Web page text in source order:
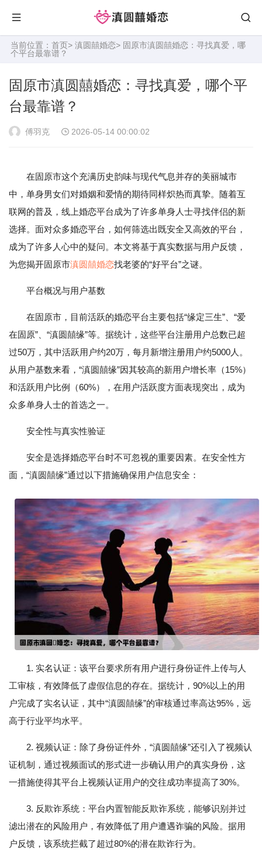
当前位置： 首页> 滇圆囍婚恋> 固原市滇圆囍婚恋：寻找真爱，哪
个平台最靠谱？
固原市滇圆囍婚恋：寻找真爱，哪个平
台最靠谱？
傅羽克 2026-05-14 00:00:02
在固原市这个充满历史韵味与现代气息并存的美丽城市
中，单身男女们对婚姻和爱情的期待同样炽热而真挚。随着互
联网的普及，线上婚恋平台成为了许多单身人士寻找伴侣的新
选择。面对众多婚恋平台，如何筛选出既安全又高效的平台，
成为了许多人心中的疑问。本文将基于真实数据与用户反馈，
为您揭开固原市滇圆囍婚恋找老婆的“好平台”之谜。
平台概况与用户基数
在固原市，目前活跃的婚恋平台主要包括“缘定三生”、“爱
在固原”、“滇圆囍缘”等。据统计，这些平台注册用户总数已超
过50万，其中活跃用户约20万，每月新增注册用户约5000人。
从用户基数来看，“滇圆囍缘”因其较高的新用户增长率（15%）
和活跃用户比例（60%），在用户活跃度方面表现突出，成为
众多单身人士的首选之一。
安全性与真实性验证
安全是选择婚恋平台时不可忽视的重要因素。在安全性方
面，“滇圆囍缘”通过以下措施确保用户信息安全：
1. 实名认证：该平台要求所有用户进行身份证件上传与人
工审核，有效降低了虚假信息的存在。据统计，90%以上的用
户完成了实名认证，其中“滇圆囍缘”的审核通过率高达95%，远
高于行业平均水平。
2. 视频认证：除了身份证件外，“滇圆囍缘”还引入了视频认
证机制，通过视频面试的形式进一步确认用户的真实身份，这
一措施使得其平台上视频认证用户的交往成功率提高了30%。
3. 反欺诈系统：平台内置智能反欺诈系统，能够识别并过
滤出潜在的风险用户，有效降低了用户遭遇诈骗的风险。据用
户反馈，该系统拦截了超过80%的潜在欺诈行为。